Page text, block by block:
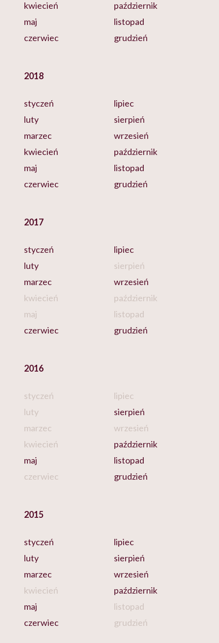
kwiecień
maj
czerwiec
październik
listopad
grudzień
2018
styczeń
luty
marzec
kwiecień
maj
czerwiec
lipiec
sierpień
wrzesień
październik
listopad
grudzień
2017
styczeń
luty
marzec
kwiecień
maj
czerwiec
lipiec
sierpień
wrzesień
październik
listopad
grudzień
2016
styczeń
luty
marzec
kwiecień
maj
czerwiec
lipiec
sierpień
wrzesień
październik
listopad
grudzień
2015
styczeń
luty
marzec
kwiecień
maj
czerwiec
lipiec
sierpień
wrzesień
październik
listopad
grudzień